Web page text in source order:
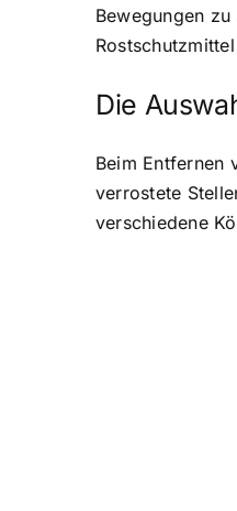
Bewegungen
Die
Beim Entfernen
verrostete
verschiedene